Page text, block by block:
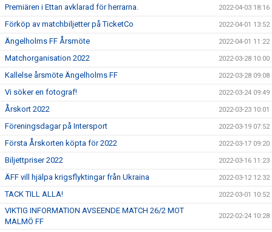
Premiären i Ettan avklarad för herrarna. 2022-04-03 18:16
Förköp av matchbiljetter på TicketCo 2022-04-01 13:52
Ängelholms FF Årsmöte 2022-04-01 11:22
Matchorganisation 2022 2022-03-28 10:00
Kallelse årsmöte Ängelholms FF 2022-03-28 09:08
Vi söker en fotograf! 2022-03-24 09:49
Årskort 2022 2022-03-23 10:01
Föreningsdagar på Intersport 2022-03-19 07:52
Första Årskorten köpta för 2022 2022-03-17 09:20
Biljettpriser 2022 2022-03-16 11:23
ÄFF vill hjälpa krigsflyktingar från Ukraina 2022-03-12 12:32
TACK TILL ALLA! 2022-03-01 10:52
VIKTIG INFORMATION AVSEENDE MATCH 26/2 MOT
MALMÖ FF
2022-02-24 10:28